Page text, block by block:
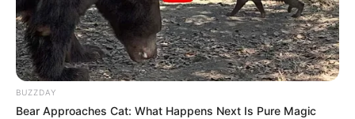
BUZZDAY
Bear Approaches Cat: What Happens Next Is Pure Magic